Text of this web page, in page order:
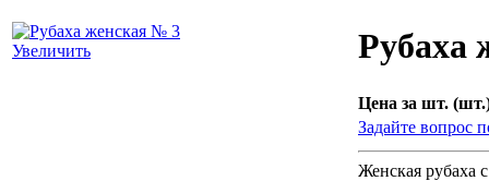
Увеличить Рубаха
Цена за шт.
Задайте вопрос
Женская рубаха